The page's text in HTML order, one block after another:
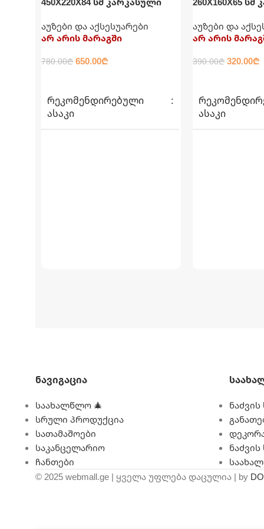
აუზები და აქსესუარები
არ არის მარაგში
780.00₾ 650.00₾
ᲠᲔᲙᲝᲛᲔᲜᲓᲘᲠᲔᲑᲣᲚᲘ
ᲐᲡᲐᲙᲘ
ᲐᲥᲡᲔᲡᲣᲐᲠᲔᲑᲘ
ᲤᲔᲠᲘ ლურჯი
ᲤᲝᲠᲛᲐ მართკუთხედი
აუზები და
არ არის
390.00₾ 320.00₾
ᲐᲡᲐᲙᲘ
ᲐᲥᲡᲔᲡᲣᲐᲠᲔᲑᲘ
ᲤᲔᲠᲘ
ᲤᲝᲠᲛᲐ
Ნავიგაცია
საახალწლო 🎄
სრული პროდუქცია
სათამაშოები
საკანცელარიო
ჩანთები
ნაძვის
© 2025 webmall.ge | ყველა უფლება დაცულია | by